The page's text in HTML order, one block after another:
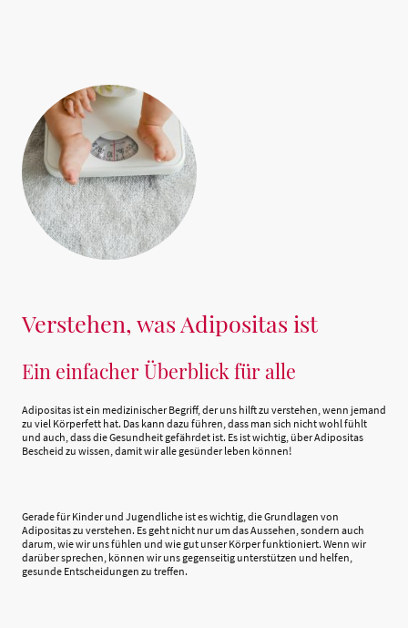
Verstehen, was Adipositas ist
Ein einfacher Überblick für alle
Adipositas ist ein medizinischer Begriff, der uns hilft zu verstehen, wenn jemand
zu viel Körperfett hat. Das kann dazu führen, dass man sich nicht wohl fühlt
und auch, dass die Gesundheit gefährdet ist. Es ist wichtig, über Adipositas
Bescheid zu wissen, damit wir alle gesünder leben können!
Gerade für Kinder und Jugendliche ist es wichtig, die Grundlagen von
Adipositas zu verstehen. Es geht nicht nur um das Aussehen, sondern auch
darum, wie wir uns fühlen und wie gut unser Körper funktioniert. Wenn wir
darüber sprechen, können wir uns gegenseitig unterstützen und helfen,
gesunde Entscheidungen zu treffen.